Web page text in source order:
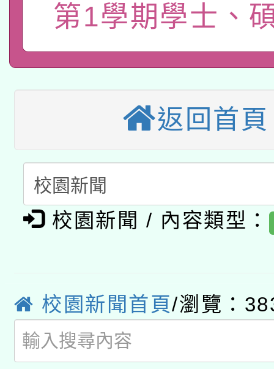
業技術研究院辦理「
用水績優單位及節水達
動」
115年8月22日(星期六
桃園市孔廟祈福系列
本校115學年度第2次
招甄選結果公告(無人
適應運動共學行動站研
本館辦理115年度閱讀
暨閱讀推動專業研習
科技賦能─人工智慧
礎課程
A3數位素養講師名單
「數位內容與教學軟
薪期間赴陸應申請許可
轉知經濟部水利署委託
業技術研究院辦理「
用水績優單位及節水達
115年8月22日(星期六
桃園市孔廟祈福系列
2026年桃園地景藝術
第1學期學士、
返回首頁
校園新聞 / 內容類型：
校園新聞首頁/瀏覽：